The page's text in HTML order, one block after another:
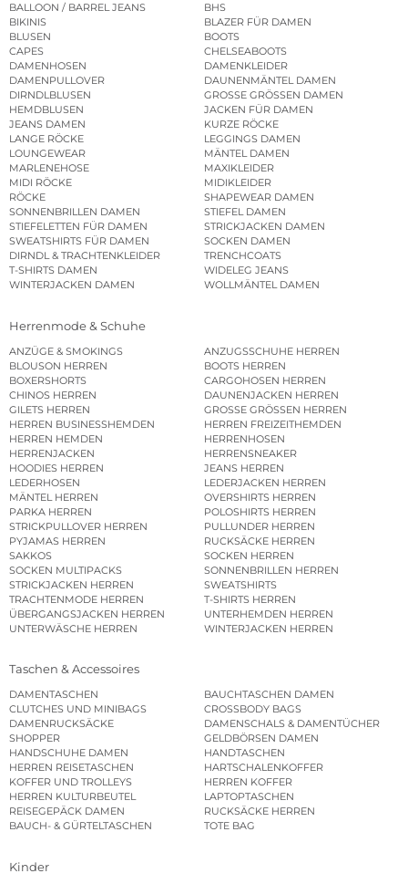
BALLOON / BARREL JEANS
BHS
BIKINIS
BLAZER FÜR DAMEN
BLUSEN
BOOTS
CAPES
CHELSEABOOTS
DAMENHOSEN
DAMENKLEIDER
DAMENPULLOVER
DAUNENMÄNTEL DAMEN
DIRNDLBLUSEN
GROSSE GRÖSSEN DAMEN
HEMDBLUSEN
JACKEN FÜR DAMEN
JEANS DAMEN
KURZE RÖCKE
LANGE RÖCKE
LEGGINGS DAMEN
LOUNGEWEAR
MÄNTEL DAMEN
MARLENEHOSE
MAXIKLEIDER
MIDI RÖCKE
MIDIKLEIDER
RÖCKE
SHAPEWEAR DAMEN
SONNENBRILLEN DAMEN
STIEFEL DAMEN
STIEFELETTEN FÜR DAMEN
STRICKJACKEN DAMEN
SWEATSHIRTS FÜR DAMEN
SOCKEN DAMEN
DIRNDL & TRACHTENKLEIDER
TRENCHCOATS
T-SHIRTS DAMEN
WIDELEG JEANS
WINTERJACKEN DAMEN
WOLLMÄNTEL DAMEN
Herrenmode & Schuhe
ANZÜGE & SMOKINGS
ANZUGSSCHUHE HERREN
BLOUSON HERREN
BOOTS HERREN
BOXERSHORTS
CARGOHOSEN HERREN
CHINOS HERREN
DAUNENJACKEN HERREN
GILETS HERREN
GROSSE GRÖSSEN HERREN
HERREN BUSINESSHEMDEN
HERREN FREIZEITHEMDEN
HERREN HEMDEN
HERRENHOSEN
HERRENJACKEN
HERRENSNEAKER
HOODIES HERREN
JEANS HERREN
LEDERHOSEN
LEDERJACKEN HERREN
MÄNTEL HERREN
OVERSHIRTS HERREN
PARKA HERREN
POLOSHIRTS HERREN
STRICKPULLOVER HERREN
PULLUNDER HERREN
PYJAMAS HERREN
RUCKSÄCKE HERREN
SAKKOS
SOCKEN HERREN
SOCKEN MULTIPACKS
SONNENBRILLEN HERREN
STRICKJACKEN HERREN
SWEATSHIRTS
TRACHTENMODE HERREN
T-SHIRTS HERREN
ÜBERGANGSJACKEN HERREN
UNTERHEMDEN HERREN
UNTERWÄSCHE HERREN
WINTERJACKEN HERREN
Taschen & Accessoires
DAMENTASCHEN
BAUCHTASCHEN DAMEN
CLUTCHES UND MINIBAGS
CROSSBODY BAGS
DAMENRUCKSÄCKE
DAMENSCHALS & DAMENTÜCHER
SHOPPER
GELDBÖRSEN DAMEN
HANDSCHUHE DAMEN
HANDTASCHEN
HERREN REISETASCHEN
HARTSCHALENKOFFER
KOFFER UND TROLLEYS
HERREN KOFFER
HERREN KULTURBEUTEL
LAPTOPTASCHEN
REISEGEPÄCK DAMEN
RUCKSÄCKE HERREN
BAUCH- & GÜRTELTASCHEN
TOTE BAG
Kinder